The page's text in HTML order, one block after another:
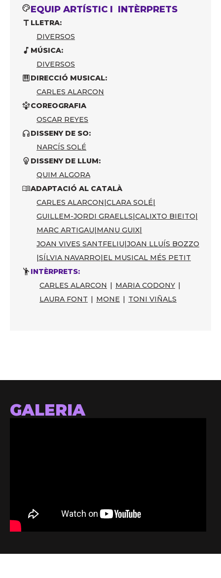
EQUIP ARTÍSTIC I INTÈRPRETS
LLETRA:
DIVERSOS
MÚSICA:
DIVERSOS
DIRECCIÓ MUSICAL:
CARLES ALARCON
COREOGRAFIA
OSCAR REYES
DISSENY DE SO:
NARCÍS SOLÉ
DISSENY DE LLUM:
QUIM ALGORA
ADAPTACIÓ AL CATALÀ
CARLES ALARCON|CLARA SOLÉ|
GUILLEM-JORDI GRAELLS|CALIXTO BIEITO|
MARC ARTIGAU|MANU GUIX|
JOAN VIVES SANTFELIU|JOAN LLUÍS BOZZO
|SÍLVIA NAVARRO|EL MUSICAL MÉS PETIT
INTÈRPRETS:
CARLES ALARCON | MARIA CODONY |
LAURA FONT | MONE | TONI VIÑALS
GALERIA